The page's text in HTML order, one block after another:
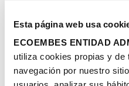
Esta página web usa
ECOEMBES ENTIDAD
utiliza cookies propias y de
navegación por nuestro
belleza termina
de la experiencia del
puede animar a querer
similar: ¿por qué no?